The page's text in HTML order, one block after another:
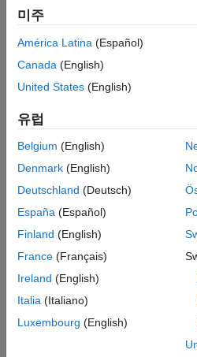
상태 지표 설계하기
잔여 수명(RUL) 예측하기
예측 정비 알고리즘 배포하기
예측 정비에서의 AI
알고리즘을 설계할 때, 다양한 상
검출 및 진단 모델을 테스트해 볼
여러 결정 모델을 시험해 보면서
과정일 가능성이 높습니다.
사용할 수 있는 모델 유형에 대한
함수
특징 선택
통계 분포 피팅
머신러닝
미주
América Latina (Español)
Canada (English)
United States (English)
유럽
Belgium (English)
Denmark (English)
Deutschland (Deutsch)
España (Español)
Finland (English)
France (Français)
Ireland (English)
Italia (Italiano)
Luxembourg (English)